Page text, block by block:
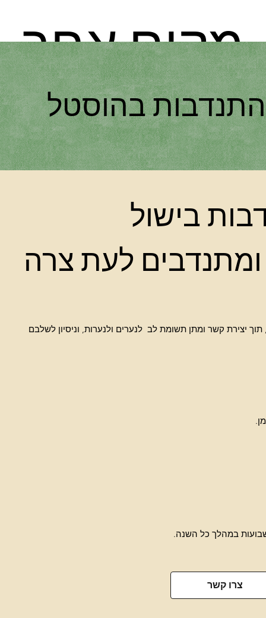
מקום אחר
התנדבות בהוסטל
בישול
ומתנדבים לעת צרה
צרו קשר
תוך יצירת קשר ומתן תשומת לב לנערים ולנערות, וניסיון לשלבם